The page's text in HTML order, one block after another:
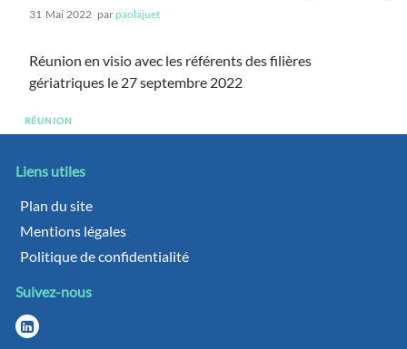
31 Mai 2022 par paolajuet
Réunion en visio avec les référents des filières
gériatriques le 27 septembre 2022
RÉUNION
Liens utiles
Plan du site
Mentions légales
Politique de confidentialité
Suivez-nous